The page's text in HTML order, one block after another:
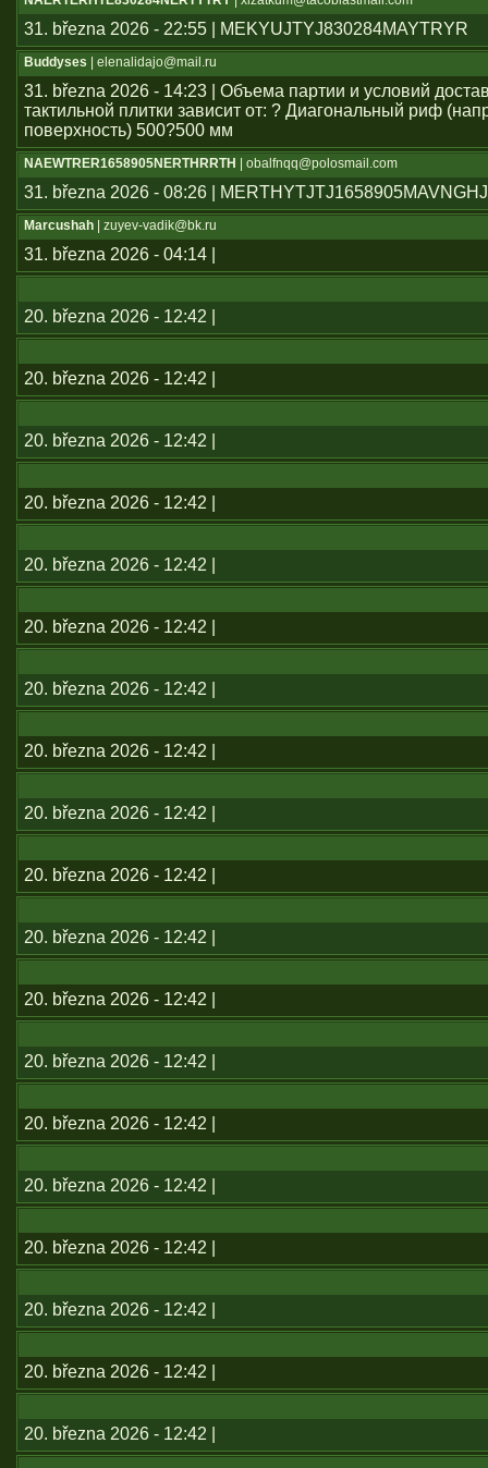
31. března 2026 - 22:55 | MEKYUJTYJ830284MAYTRYR
Buddyses | elenalidajo@mail.ru
31. března 2026 - 14:23 | Объема партии и условий
тактильной плитки зависит от: ? Диагональный риф
поверхность) 500?500 мм
NAEWTRER1658905NERTHRRTH | obalfnqq@polosmail.com
31. března 2026 - 08:26 |
Marcushah | zuyev-vadik@bk.ru
31. března 2026 - 04:14 |
20. března 2026 - 12:42 |
20. března 2026 - 12:42 |
20. března 2026 - 12:42 |
20. března 2026 - 12:42 |
20. března 2026 - 12:42 |
20. března 2026 - 12:42 |
20. března 2026 - 12:42 |
20. března 2026 - 12:42 |
20. března 2026 - 12:42 |
20. března 2026 - 12:42 |
20. března 2026 - 12:42 |
20. března 2026 - 12:42 |
20. března 2026 - 12:42 |
20. března 2026 - 12:42 |
20. března 2026 - 12:42 |
20. března 2026 - 12:42 |
20. března 2026 - 12:42 |
20. března 2026 - 12:42 |
20. března 2026 - 12:42 |